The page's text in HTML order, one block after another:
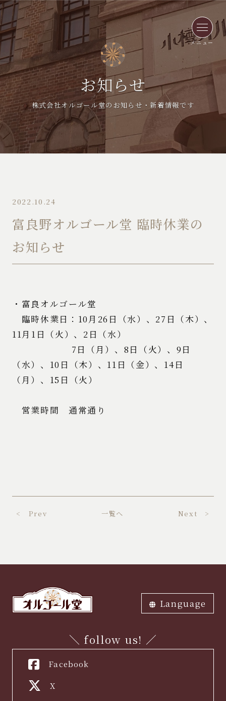
メニュー
お知らせ
株式会社オルゴール堂のお知らせ・新着情報です
2022.10.24
富良野オルゴール堂 臨時休業の
お知らせ
・富良オルゴール堂
臨時休業日：10月26日（水）、27日（木）、
11月1日（火）、2日（水）
7日（月）、8日（火）、9日
（水）、10日（木）、11日（金）、14日
（月）、15日（火）
営業時間 通常通り
< Prev 一覧へ Next >
Language
＼ follow us! ／
Facebook
X